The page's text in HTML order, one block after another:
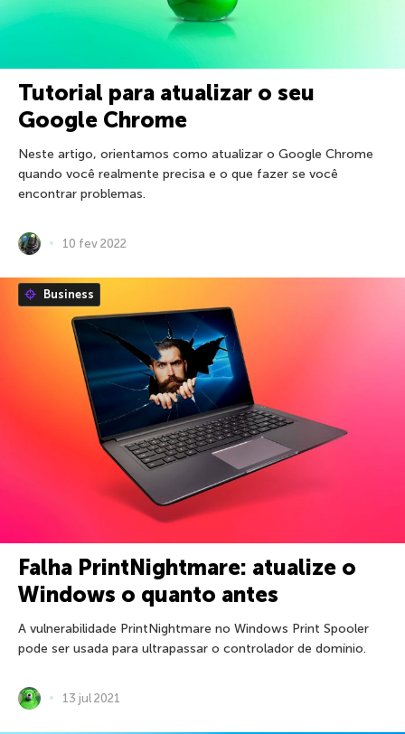
Tutorial para atualizar o seu
Google Chrome
Neste artigo, orientamos como atualizar o Google Chrome
quando você realmente precisa e o que fazer se você
encontrar problemas.
10 fev 2022
Business
Falha PrintNightmare: atualize o
Windows o quanto antes
A vulnerabilidade PrintNightmare no Windows Print Spooler
pode ser usada para ultrapassar o controlador de domínio.
13 jul 2021